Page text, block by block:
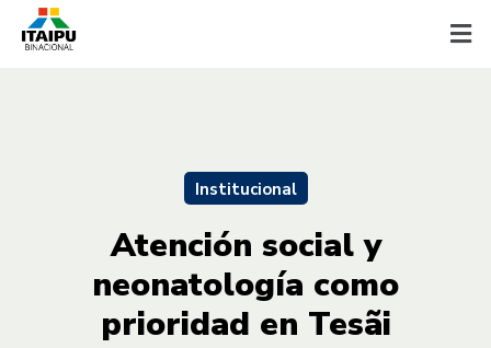
Institucional
Atención social y
neonatología como
prioridad en Tesãi